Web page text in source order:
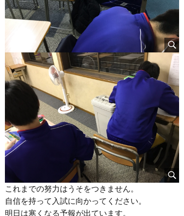
これまでの努力はうそをつきません。
自信を持って入試に向かってください。
明日は寒くなる予報が出ています。